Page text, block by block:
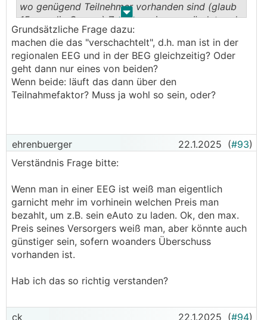
. .
wo genügend Teilnehmer vorhanden sind (glaub
15 war die Grenze) Zweigvereine gegründet und
somit kommst du dann in den Vorteil der
Netzgebührenersparnis.
Grundsätzliche Frage dazu:
machen die das "verschachtelt", d.h. man ist in der
regionalen EEG und in der BEG gleichzeitig? Oder
geht dann nur eines von beiden?
Wenn beide: läuft das dann über den
Teilnahmefaktor? Muss ja wohl so sein, oder?
ehrenbuerger 22.1.2025 (#93)
Verständnis Frage bitte:
Wenn man in einer EEG ist weiß man eigentlich
garnicht mehr im vorhinein welchen Preis man
bezahlt, um z.B. sein eAuto zu laden. Ok, den max.
Preis seines Versorgers weiß man, aber könnte auch
günstiger sein, sofern woanders Überschuss
vorhanden ist.
Hab ich das so richtig verstanden?
ck 22.1.2025 (#94)